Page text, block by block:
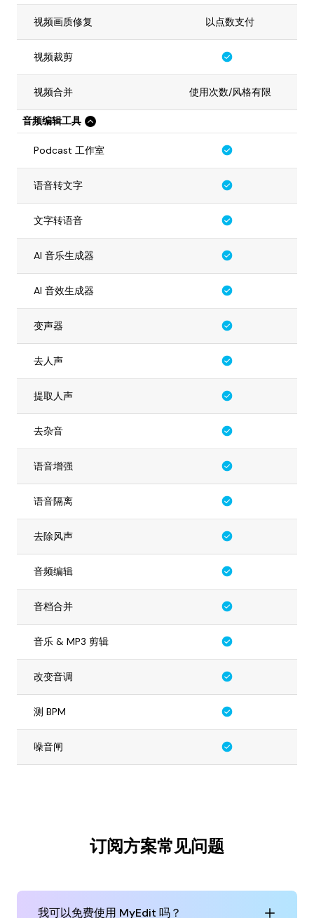
视频画质修复 以点数支付
视频裁剪
视频合并 使用次数/风格有限
音频编辑工具
Podcast 工作室
语音转文字
文字转语音
AI 音乐生成器
AI 音效生成器
变声器
去人声
提取人声
去杂音
语音增强
语音隔离
去除风声
音频编辑
音档合并
音乐 & MP3 剪辑
改变音调
测 BPM
噪音闸
订阅方案常见问题
我可以免费使用 MyEdit 吗？